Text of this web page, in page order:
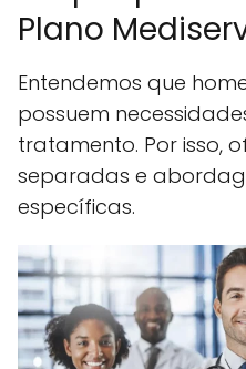
Plano
Entendemos que
possuem
tratamento. Por isso,
separadas e
específicas.